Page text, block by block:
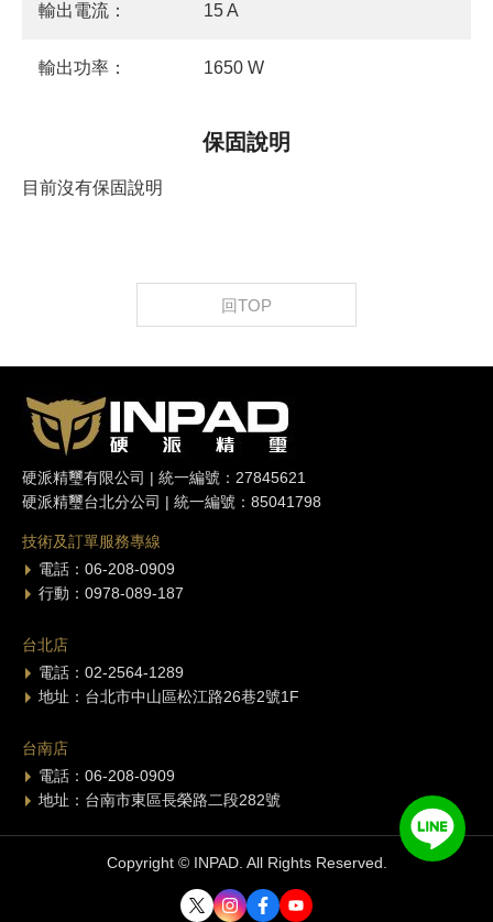
輸出電流： 15 A
輸出功率： 1650 W
保固說明
目前沒有保固說明
回TOP
硬派精璽有限公司 | 統一編號：27845621
硬派精璽台北分公司 | 統一編號：85041798
技術及訂單服務專線
電話：06-208-0909
行動：0978-089-187
台北店
電話：02-2564-1289
地址：台北市中山區松江路26巷2號1F
台南店
電話：06-208-0909
地址：台南市東區長榮路二段282號
Copyright © INPAD. All Rights Reserved.